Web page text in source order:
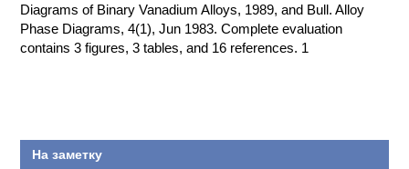
Diagrams of Binary Vanadium Alloys, 1989, and Bull. Alloy
Phase Diagrams, 4(1), Jun 1983. Complete evaluation
contains 3 figures, 3 tables, and 16 references. 1
На заметку